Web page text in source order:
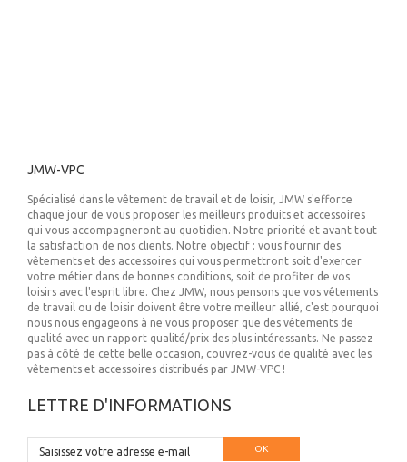
JMW-VPC
Spécialisé dans le vêtement de travail et de loisir, JMW s'efforce
chaque jour de vous proposer les meilleurs produits et accessoires
qui vous accompagneront au quotidien. Notre priorité et avant tout
la satisfaction de nos clients. Notre objectif : vous fournir des
vêtements et des accessoires qui vous permettront soit d'exercer
votre métier dans de bonnes conditions, soit de profiter de vos
loisirs avec l'esprit libre. Chez JMW, nous pensons que vos vêtements
de travail ou de loisir doivent être votre meilleur allié, c'est pourquoi
nous nous engageons à ne vous proposer que des vêtements de
qualité avec un rapport qualité/prix des plus intéressants. Ne passez
pas à côté de cette belle occasion, couvrez-vous de qualité avec les
vêtements et accessoires distribués par JMW-VPC !
LETTRE D'INFORMATIONS
OK